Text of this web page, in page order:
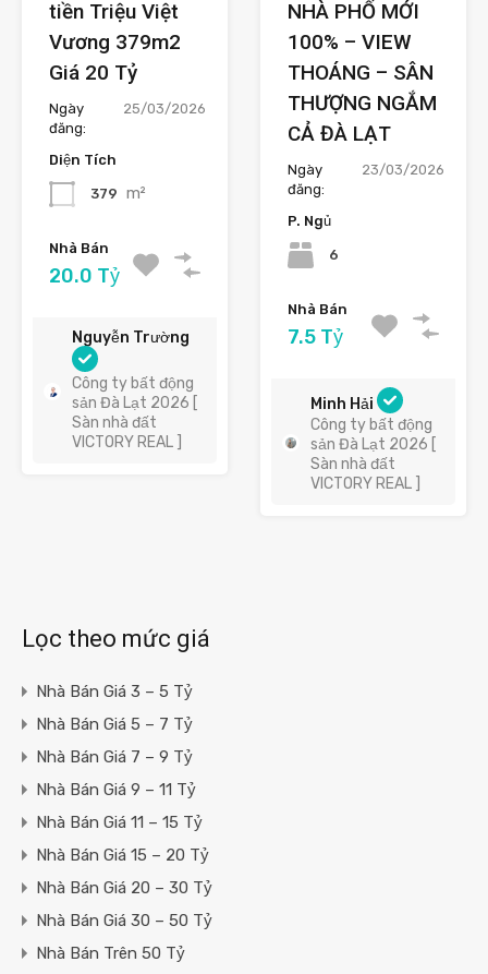
tiền Triệu Việt
Vương 379m2
Giá 20 Tỷ
Ngày
đăng:
25/03/2026
Diện Tích
379 m²
Nhà Bán
20.0 Tỷ
Nguyễn Trường
Công ty bất động
sản Đà Lạt 2026 [
Sàn nhà đất
VICTORY REAL ]
NHÀ PHỐ MỚI
100% – VIEW
THOÁNG – SÂN
THƯỢNG NGẮM
CẢ ĐÀ LẠT
Ngày
đăng:
23/03/2026
P. Ngủ
6
Nhà Bán
7.5 Tỷ
Minh Hải
Công ty bất động
sản Đà Lạt 2026 [
Sàn nhà đất
VICTORY REAL ]
Lọc theo mức giá
Nhà Bán Giá 3 – 5 Tỷ
Nhà Bán Giá 5 – 7 Tỷ
Nhà Bán Giá 7 – 9 Tỷ
Nhà Bán Giá 9 – 11 Tỷ
Nhà Bán Giá 11 – 15 Tỷ
Nhà Bán Giá 15 – 20 Tỷ
Nhà Bán Giá 20 – 30 Tỷ
Nhà Bán Giá 30 – 50 Tỷ
Nhà Bán Trên 50 Tỷ